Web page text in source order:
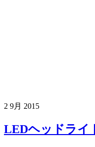
2 9月 2015
LEDヘッドライ